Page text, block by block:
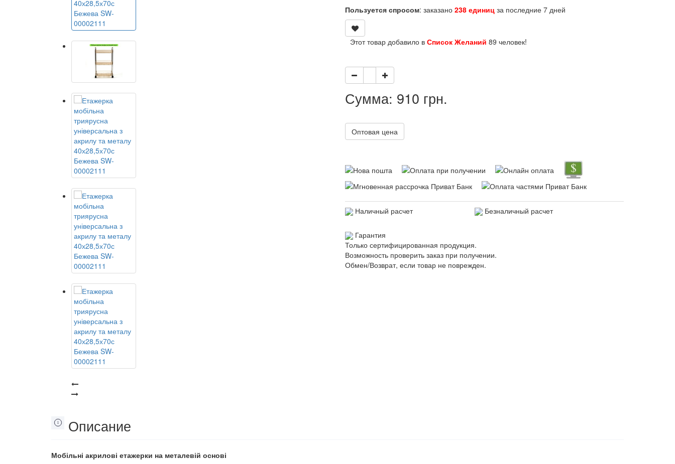
Пользуется спросом: заказано 238 единиц за последние 7 дней
Этот товар добавило в Список Желаний 89 человек!
Сумма: 910 грн.
Оптовая цена
Наличный расчет Безналичный расчет
Гарантия
Только сертифицированная продукция.
Возможность проверить заказ при получении.
Обмен/Возврат, если товар не поврежден.
Описание
Мобільні акрилові етажерки на металевій основі